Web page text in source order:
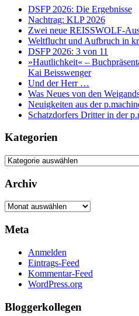
DSFP 2026: Die Ergebnisse
Nachtrag: KLP 2026
Zwei neue REISSWOLF-
Weltflucht und Aufbruch in
DSFP 2026: 3 von 11
»Hautlichkeit« –
Kai Beisswenger
Und der Herr …
Was Neues von den
Neuigkeiten aus der
Schatzdorfers Dritter in der
Kategorien
Kategorien
Archiv
Archiv
Meta
Anmelden
Eintrags-Feed
Kommentar-Feed
WordPress.org
Bloggerkollegen